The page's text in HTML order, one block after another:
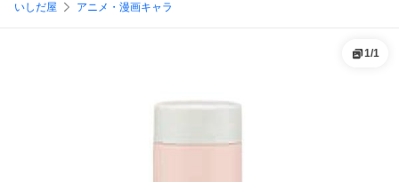
いしだ屋 アニメ・漫画キャラ
1/1